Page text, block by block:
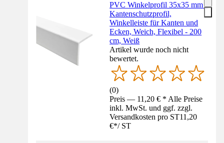
PVC Winkelprofil 35x35 mm -
Kantenschutzprofil,
Winkelleiste für Kanten und
Ecken, Weich, Flexibel - 200
cm, Weiß
Artikel wurde noch nicht
bewertet.
(0)
Preis — 11,20 € * Alle Preise
inkl. MwSt. und ggf. zzgl.
Versandkosten pro ST11,20
€*/ ST